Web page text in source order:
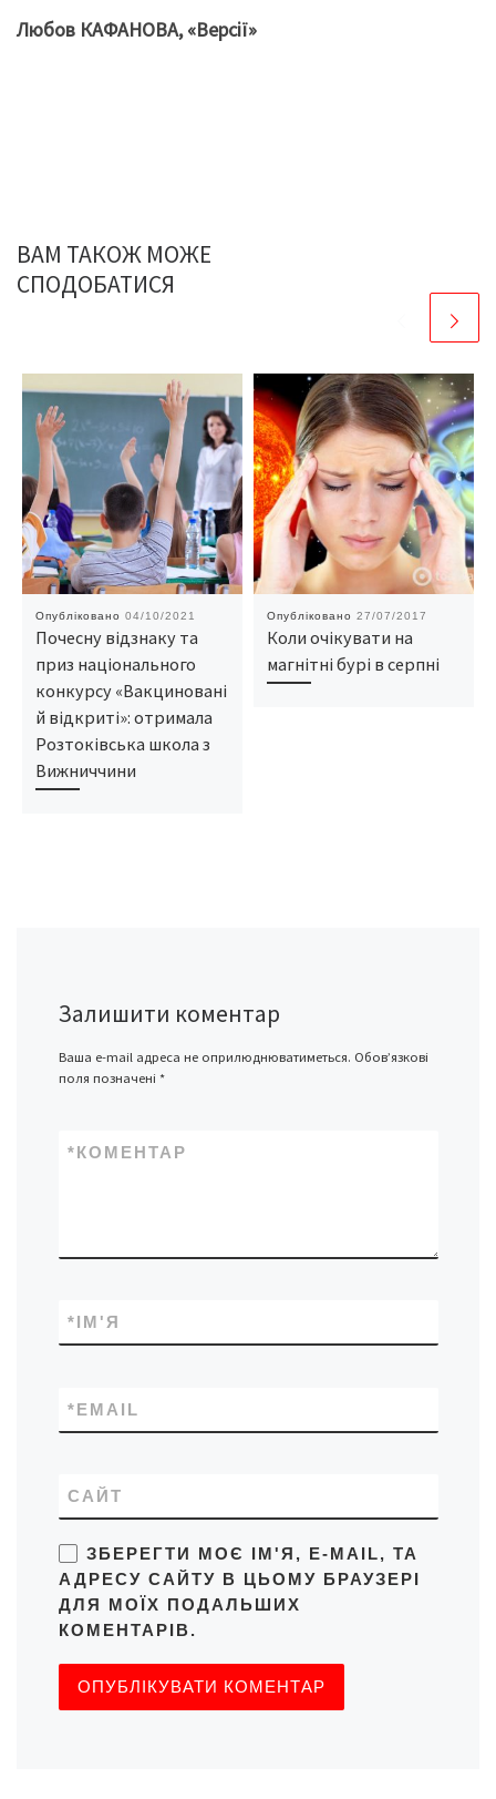
Любов КАФАНОВА, «Версії»
ВАМ ТАКОЖ МОЖЕ
СПОДОБАТИСЯ
Опубліковано 04/10/2021
Почесну відзнаку та
приз національного
конкурсу «Вакциновані
й відкриті»: отримала
Розтоківська школа з
Вижниччини
Опубліковано 27/07/2017
Коли очікувати на
магнітні бурі в серпні
Залишити коментар
Ваша e-mail адреса не оприлюднюватиметься. Обов’язкові
поля позначені *
КОМЕНТАР
*
ІМ'Я
*
EMAIL
*
САЙТ
ЗБЕРЕГТИ МОЄ ІМ'Я, E-MAIL, ТА
АДРЕСУ САЙТУ В ЦЬОМУ БРАУЗЕРІ
ДЛЯ МОЇХ ПОДАЛЬШИХ
КОМЕНТАРІВ.